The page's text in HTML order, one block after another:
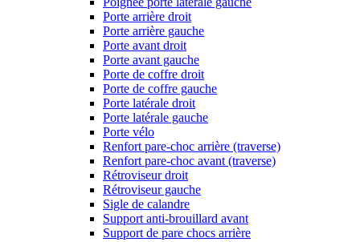
Porte arrière droit
Porte arrière gauche
Porte avant droit
Porte avant gauche
Porte de coffre droit
Porte de coffre gauche
Porte latérale droit
Porte latérale gauche
Porte vélo
Renfort pare-choc arrière (traverse)
Renfort pare-choc avant (traverse)
Rétroviseur droit
Rétroviseur gauche
Sigle de calandre
Support anti-brouillard avant
Support de pare chocs arrière